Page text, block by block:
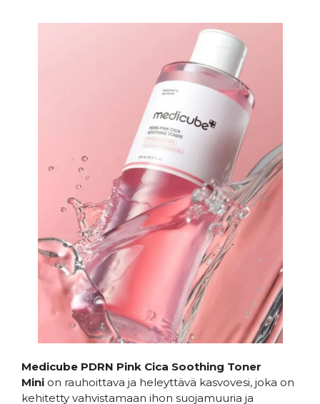
Medicube PDRN Pink Cica Soothing Toner
Mini on rauhoittava ja heleyttävä kasvovesi, joka on
kehitetty vahvistamaan ihon suojamuuria ja